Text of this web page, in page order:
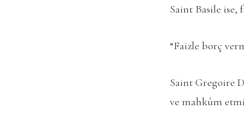
Saint Basile
“Faizle borç
Saint Gregoire
ve mahkûm